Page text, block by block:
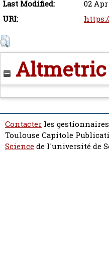
Last Modified:
02 Apr
URI:
Altmetric
Contacter les
Toulouse Capitole
Sciencede l'université de